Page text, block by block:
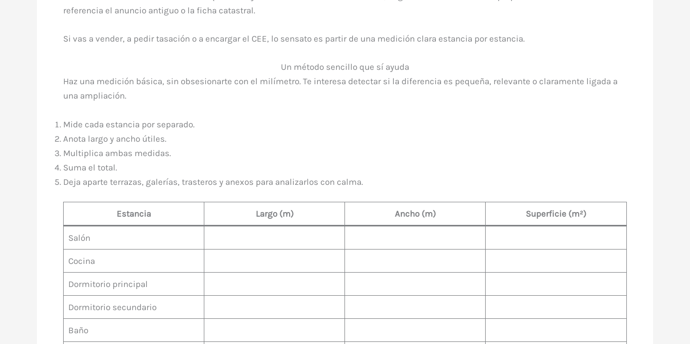
referencia el anuncio antiguo o la ficha catastral.
Si vas a vender, a pedir tasación o a encargar el CEE, lo sensato es partir de una medición clara estancia por estancia.
Un método sencillo que sí ayuda
Haz una medición básica, sin obsesionarte con el milímetro. Te interesa detectar si la diferencia es pequeña, relevante o claramente ligada a
una ampliación.
Mide cada estancia por separado.
Anota largo y ancho útiles.
Multiplica ambas medidas.
Suma el total.
Deja aparte terrazas, galerías, trasteros y anexos para analizarlos con calma.
Estancia Largo (m) Ancho (m) Superficie (m²)
Salón
Cocina
Dormitorio principal
Dormitorio secundario
Baño